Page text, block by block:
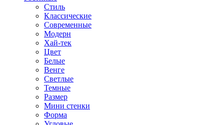
Стиль
Классические
Современные
Модерн
Хай-тек
Цвет
Белые
Венге
Светлые
Темные
Размер
Мини стенки
Форма